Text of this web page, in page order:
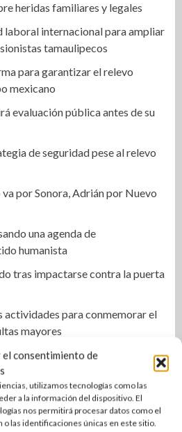
consentimiento de
utilizamos tecnologías como las
a la información del dispositivo. El
nos permitirá procesar datos como el
las identificaciones únicas en este sitio.
heridas familiares y legales
laboral internacional para ampliar
tamaulipecos
para garantizar el relevo
mexicano
evaluación pública antes de su
de seguridad pese al relevo
por Sonora, Adrián por Nuevo
una agenda de
humanista
tras impactarse contra la puerta
actividades para conmemorar el
mayores
Informe Subnacional de
expediente por muerte de